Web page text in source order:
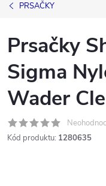
PRSAČKY
Prsačky
Sigma
Wader
Kód produktu: 1280635